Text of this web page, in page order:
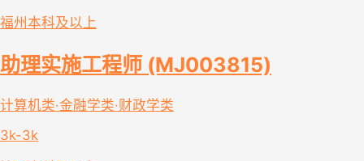
福州 本科及以上
助理实施工程师 (MJ003815)
计算机类·金融学类·财政学类
3k-3k